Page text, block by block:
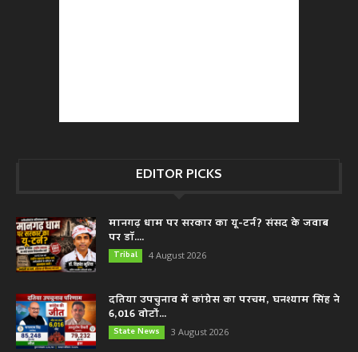
EDITOR PICKS
मानगढ़ धाम पर सरकार का यू-टर्न? संसद के जवाब
पर डॉ....
Tribal 4 August 2026
दतिया उपचुनाव में कांग्रेस का परचम, घनश्याम सिंह ने
6,016 वोटों...
State News 3 August 2026